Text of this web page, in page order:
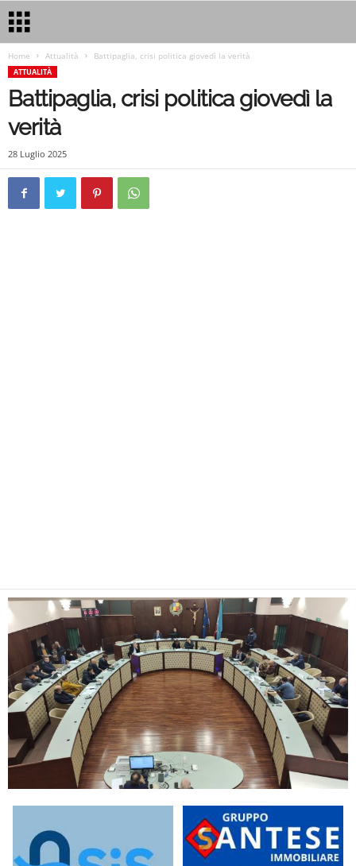
Home Attualità Battipaglia, crisi politica giovedì la verità
ATTUALITÀ
Battipaglia, crisi politica giovedì la
verità
28 Luglio 2025